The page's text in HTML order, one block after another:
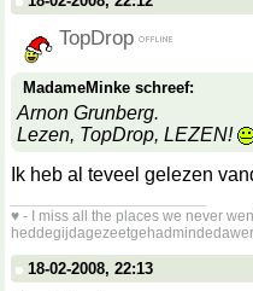
TopDrop
MadameMinke schreef:
Arnon Grunberg.
Lezen, TopDrop, LEZEN!
Ik heb al teveel gelezen
♥ - I miss all the places we never
18-02-2008, 22:13